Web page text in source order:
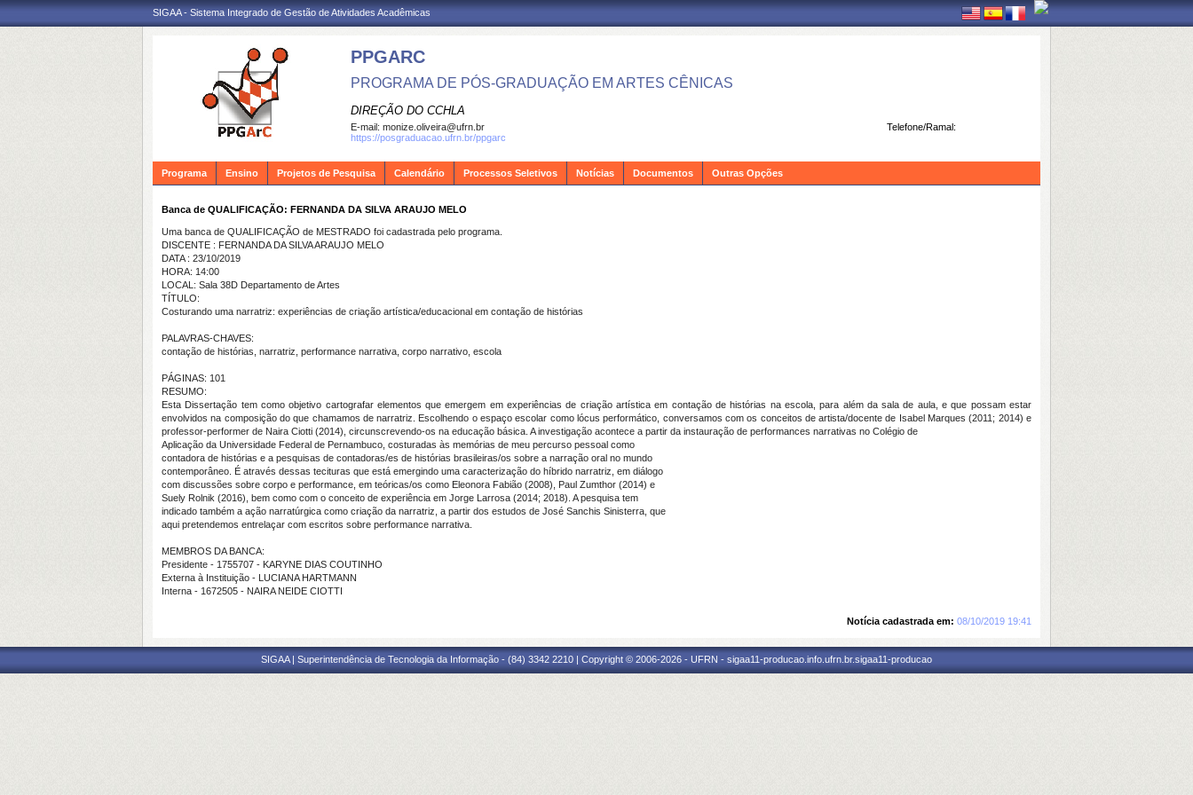
SIGAA - Sistema Integrado de Gestão de Atividades Acadêmicas
PPGARC
PROGRAMA DE PÓS-GRADUAÇÃO EM ARTES CÊNICAS
DIREÇÃO DO CCHLA
Telefone/Ramal:
E-mail: monize.oliveira@ufrn.br
https://posgraduacao.ufrn.br/ppgarc
Programa Ensino Projetos de Pesquisa Calendário Processos Seletivos Notícias Documentos Outras Opções
Banca de QUALIFICAÇÃO: FERNANDA DA SILVA ARAUJO MELO
Uma banca de QUALIFICAÇÃO de MESTRADO foi cadastrada pelo programa.
DISCENTE : FERNANDA DA SILVA ARAUJO MELO
DATA : 23/10/2019
HORA: 14:00
LOCAL: Sala 38D Departamento de Artes
TÍTULO:
Costurando uma narratriz: experiências de criação artística/educacional em contação de histórias
PALAVRAS-CHAVES:
contação de histórias, narratriz, performance narrativa, corpo narrativo, escola
PÁGINAS: 101
RESUMO:
Esta Dissertação tem como objetivo cartografar elementos que emergem em experiências de criação artística em contação de histórias na escola, para além da sala de aula, e que possam estar
envolvidos na composição do que chamamos de narratriz. Escolhendo o espaço escolar como lócus performático, conversamos com os conceitos de artista/docente de Isabel Marques (2011; 2014) e
professor-performer de Naira Ciotti (2014), circunscrevendo-os na educação básica. A investigação acontece a partir da instauração de performances narrativas no Colégio de
Aplicação da Universidade Federal de Pernambuco, costuradas às memórias de meu percurso pessoal como
contadora de histórias e a pesquisas de contadoras/es de histórias brasileiras/os sobre a narração oral no mundo
contemporâneo. É através dessas tecituras que está emergindo uma caracterização do híbrido narratriz, em diálogo
com discussões sobre corpo e performance, em teóricas/os como Eleonora Fabião (2008), Paul Zumthor (2014) e
Suely Rolnik (2016), bem como com o conceito de experiência em Jorge Larrosa (2014; 2018). A pesquisa tem
indicado também a ação narratúrgica como criação da narratriz, a partir dos estudos de José Sanchis Sinisterra, que
aqui pretendemos entrelaçar com escritos sobre performance narrativa.
MEMBROS DA BANCA:
Presidente - 1755707 - KARYNE DIAS COUTINHO
Externa à Instituição - LUCIANA HARTMANN
Interna - 1672505 - NAIRA NEIDE CIOTTI
Notícia cadastrada em: 08/10/2019 19:41
SIGAA | Superintendência de Tecnologia da Informação - (84) 3342 2210 | Copyright © 2006-2026 - UFRN - sigaa11-producao.info.ufrn.br.sigaa11-producao